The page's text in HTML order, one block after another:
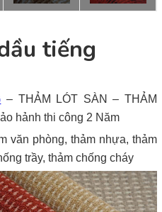
tiếng
– THẢM LÓT SÀN – THẢM
hảnh thi công 2 Năm
văn phòng, thảm nhựa, thảm
trầy, thảm chống cháy